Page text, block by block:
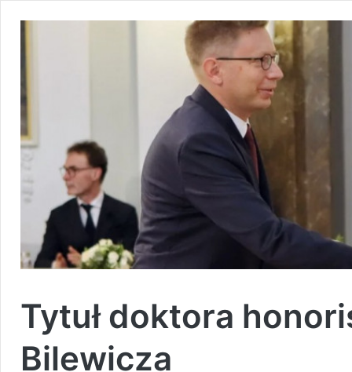
Tytuł doktora
Bilewicza